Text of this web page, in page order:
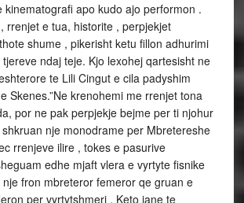
kinematografi apo kudo ajo performon .
rrenjet e tua, historite , perpjekjet
shume , pikerisht ketu fillon adhurimi
ndaj teje. Kjo lexohej qartesisht ne
te Lili Cingut e cila padyshim
Skenes.”Ne krenohemi me rrenjet tona
por ne pak perpjekje bejme per ti njohur
shkruan nje monodrame per Mbretereshe
rrenjeve ilire , tokes e pasurive
edhe mjaft vlera e vyrtyte fisnike
fron mbreteror femeror qe gruan e
per vyrtytshmeri . Keto jane te